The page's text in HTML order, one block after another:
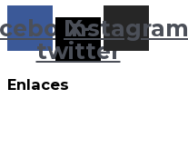
X-
twitter
Instagram
Enlaces